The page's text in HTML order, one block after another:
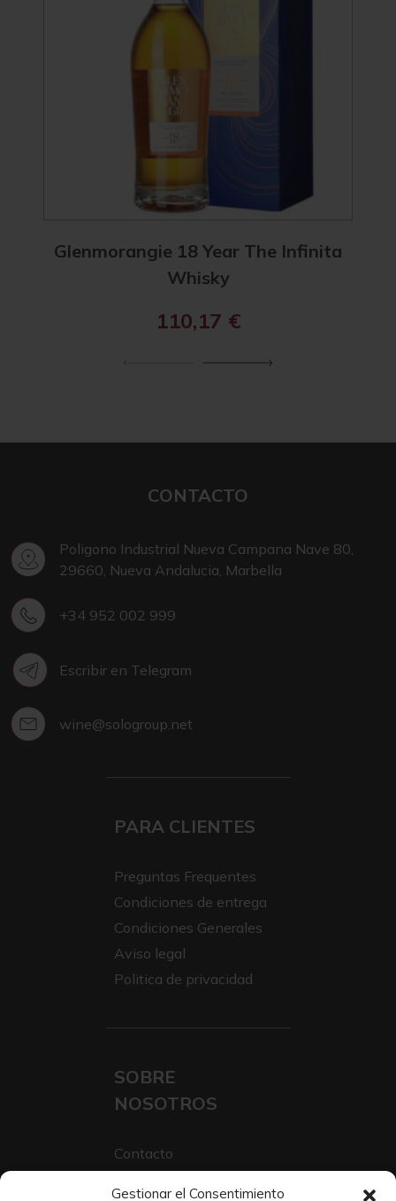
Gestionar el Consentimiento
Glenmorangie 18 Year The Infinita
Whisky
110,17 €
CONTACTO
Poligono Industrial Nueva Campana Nave 80,
29660, Nueva Andalucia, Marbella
+34 952 002 999
Escribir en Telegram
wine@sologroup.net
PARA CLIENTES
Preguntas Frequentes
Condiciones de entrega
Condiciones Generales
Aviso legal
Politica de privacidad
SOBRE
NOSOTROS
Contacto